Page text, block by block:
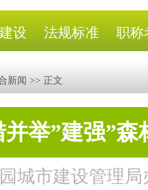
设 法规标准 职称
新闻 >> 正文
举”建强”森
城市建设管理局